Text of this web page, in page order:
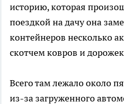
историю, которая
поездкой на дачу она
контейнеров несколько
скотчем ковров и
Всего там лежало около
из-за загруженного